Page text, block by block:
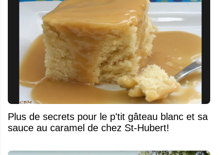
Plus de secrets pour le p'tit gâteau blanc et sa
sauce au caramel de chez St-Hubert!